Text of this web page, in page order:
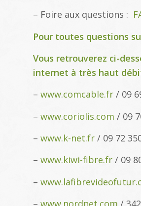
– Foire aux questions :
Pour toutes questions
Vous retrouverez ci-
internet à très haut
– www.comcable.fr / 09
– www.coriolis.com / 09
– www.k-net.fr / 09 72
– www.kiwi-fibre.fr / 09
–
– www.nordnet.com /